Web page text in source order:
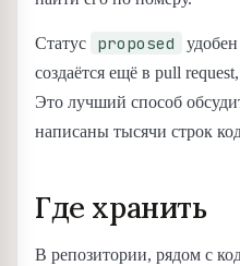
Статус proposed
создаётся ещё в pull
Это лучший способ
написаны тысячи строк
Где хранить
В репозитории, рядом с